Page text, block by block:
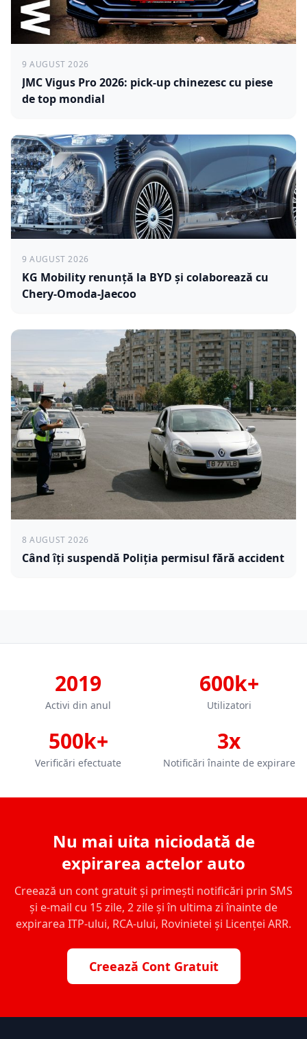
9 AUGUST 2026
JMC Vigus Pro 2026: pick-up chinezesc cu piese
de top mondial
9 AUGUST 2026
KG Mobility renunță la BYD și colaborează cu
Chery-Omoda-Jaecoo
8 AUGUST 2026
Când îți suspendă Poliția permisul fără accident
2019
Activi din anul
600k+
Utilizatori
500k+
Verificări efectuate
3x
Notificări înainte de expirare
Nu mai uita niciodată de
expirarea actelor auto
Creează un cont gratuit și primești notificări prin SMS
și e-mail cu 15 zile, 2 zile și în ultima zi înainte de
expirarea ITP-ului, RCA-ului, Rovinietei și Licenței ARR.
Creează Cont Gratuit